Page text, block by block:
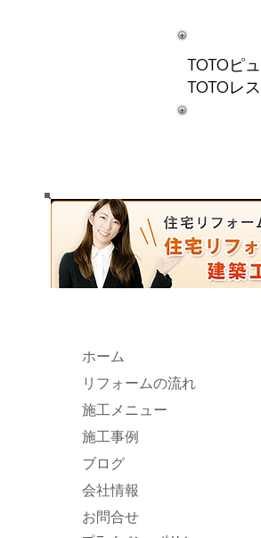
TOTOピ
TOTOレ
ホーム
リフォームの流れ
施工メニュー
施工事例
ブログ
会社情報
お問合せ